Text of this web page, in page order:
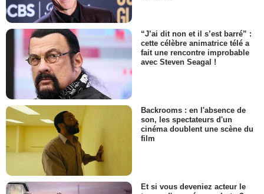
“J’ai dit non et il s’est barré” :
cette célèbre animatrice télé a
fait une rencontre improbable
avec Steven Seagal !
Backrooms : en l'absence de
son, les spectateurs d'un
cinéma doublent une scène du
film
Et si vous deveniez acteur le